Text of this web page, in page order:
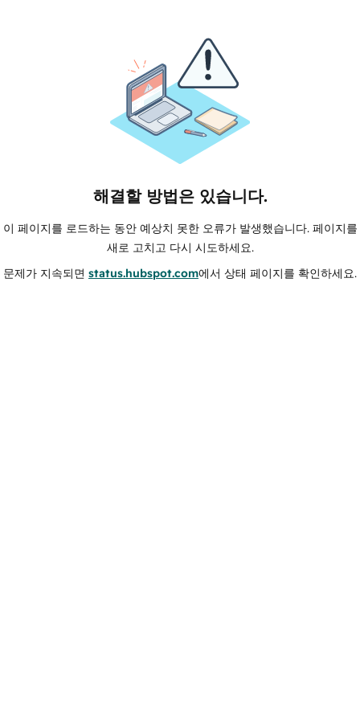
해결할 방법은 있습니다.
이 페이지를 로드하는 동안 예상치 못한 오류가 발생했습니다. 페이지를
새로 고치고 다시 시도하세요.
문제가 지속되면 status.hubspot.com에서 상태 페이지를 확인하세요.